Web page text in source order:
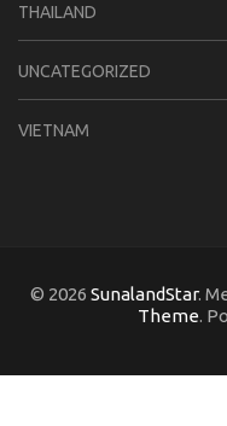
THAILAND
UNCATEGORIZED
VIETNAM
© 2026 SunalandStar.
Theme.